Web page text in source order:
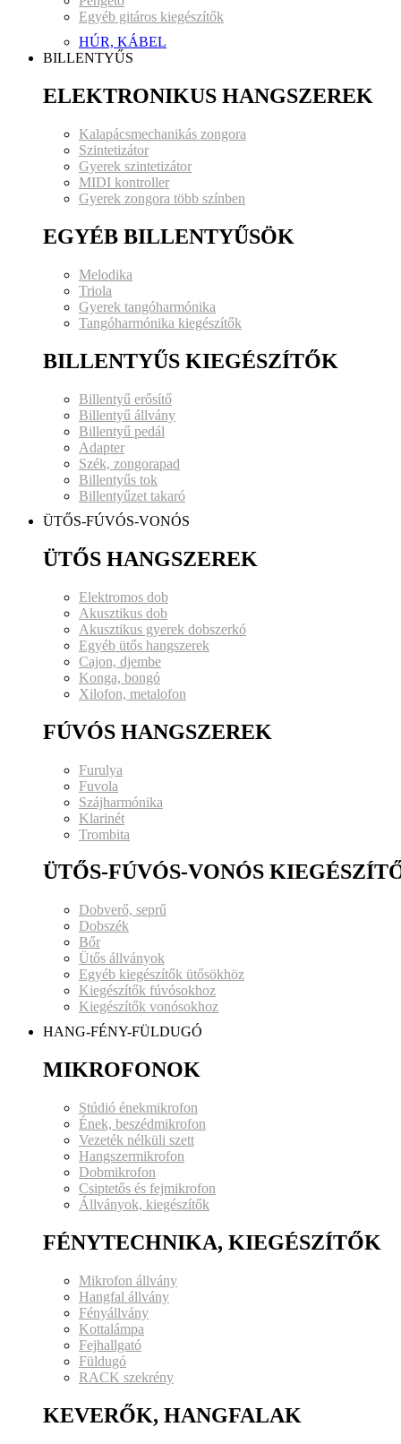
Egyéb gitáros kiegészítők
HÚR, KÁBEL
BILLENTYŰS
ELEKTRONIKUS HANGSZEREK
Kalapácsmechanikás zongora
Szintetizátor
Gyerek szintetizátor
MIDI kontroller
Gyerek zongora több színben
EGYÉB BILLENTYŰSÖK
Melodika
Triola
Gyerek tangóharmónika
Tangóharmónika kiegészítők
BILLENTYŰS KIEGÉSZÍTŐK
Billentyű erősítő
Billentyű állvány
Billentyű pedál
Adapter
Szék, zongorapad
Billentyűs tok
Billentyűzet takaró
ÜTŐS-FÚVÓS-VONÓS
ÜTŐS HANGSZEREK
Elektromos dob
Akusztikus dob
Akusztikus gyerek dobszerkó
Egyéb ütős hangszerek
Cajon, djembe
Konga, bongó
Xilofon, metalofon
FÚVÓS HANGSZEREK
Furulya
Fuvola
Szájharmónika
Klarinét
Trombita
ÜTŐS-FÚVÓS-VONÓS
Dobverő, seprű
Dobszék
Bőr
Ütős állványok
Egyéb kiegészítők ütősökhöz
Kiegészítők fúvósokhoz
Kiegészítők vonósokhoz
HANG-FÉNY-FÜLDUGÓ
MIKROFONOK
Stúdió énekmikrofon
Ének, beszédmikrofon
Vezeték nélküli szett
Hangszermikrofon
Dobmikrofon
Csiptetős és fejmikrofon
Állványok, kiegészítők
FÉNYTECHNIKA, KIEGÉSZÍTŐK
Mikrofon állvány
Hangfal állvány
Fényállvány
Kottalámpa
Fejhallgató
Füldugó
RACK szekrény
KEVERŐK, HANGFALAK